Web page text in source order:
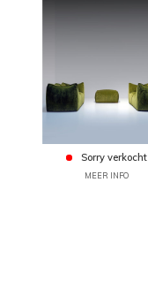
Sorry verkocht
MEER INFO